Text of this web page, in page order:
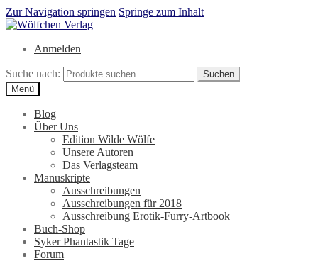
Zur Navigation springen Springe zum Inhalt
Anmelden
Suche nach:
Suchen
Menü
Blog
Über Uns
Edition Wilde Wölfe
Unsere Autoren
Das Verlagsteam
Manuskripte
Ausschreibungen
Ausschreibungen für 2018
Ausschreibung Erotik-Furry-Artbook
Buch-Shop
Syker Phantastik Tage
Forum